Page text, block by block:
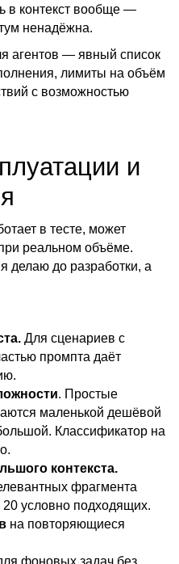
в контекст вообще —
ненадёжна.
агентов — явный список
лимиты на объём
с возможностью
и
в тесте, может
реальном объёме.
делаю до разработки, а
Для сценариев с
промпта даёт
. Простые
маленькой дешёвой
Классификатор на
контекста.
фрагмента
условно подходящих.
на повторяющиеся
фоновых задач без